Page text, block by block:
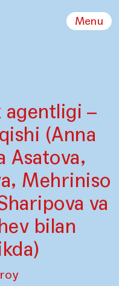
Menu
–
(Anna
Asatova,
Mehriniso
va
bilan